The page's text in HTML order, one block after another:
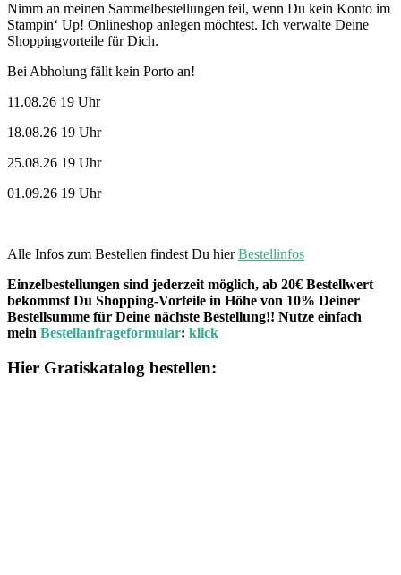
Nimm an meinen Sammelbestellungen teil, wenn Du kein Konto im
Stampin‘ Up! Onlineshop anlegen möchtest. Ich verwalte Deine
Shoppingvorteile für Dich.
Bei Abholung fällt kein Porto an!
11.08.26 19 Uhr
18.08.26 19 Uhr
25.08.26 19 Uhr
01.09.26 19 Uhr
Alle Infos zum Bestellen findest Du hierBestellinfos
Einzelbestellungen sind jederzeit möglich, ab 20€ Bestellwert
bekommst Du Shopping-Vorteile in Höhe von 10% Deiner
Bestellsumme für Deine nächste Bestellung!! Nutze einfach
mein Bestellanfrageformular: klick
Hier Gratiskatalog bestellen: